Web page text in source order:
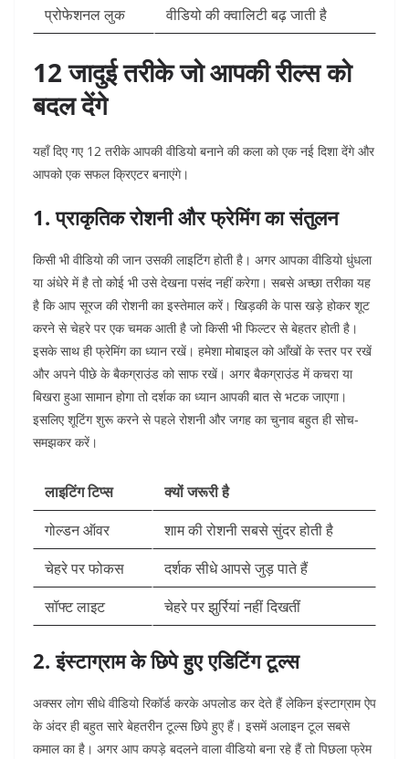
प्रोफेशनल लुक
वीडियो की क्वालिटी बढ़ जाती है
12 जादुई तरीके जो आपकी रील्स को
बदल देंगे
यहाँ दिए गए 12 तरीके आपकी वीडियो बनाने की कला को एक नई दिशा देंगे और
आपको एक सफल क्रिएटर बनाएंगे।
1. प्राकृतिक रोशनी और फ्रेमिंग का संतुलन
किसी भी वीडियो की जान उसकी लाइटिंग होती है। अगर आपका वीडियो धुंधला
या अंधेरे में है तो कोई भी उसे देखना पसंद नहीं करेगा। सबसे अच्छा तरीका यह
है कि आप सूरज की रोशनी का इस्तेमाल करें। खिड़की के पास खड़े होकर शूट
करने से चेहरे पर एक चमक आती है जो किसी भी फिल्टर से बेहतर होती है।
इसके साथ ही फ्रेमिंग का ध्यान रखें। हमेशा मोबाइल को आँखों के स्तर पर रखें
और अपने पीछे के बैकग्राउंड को साफ रखें। अगर बैकग्राउंड में कचरा या
बिखरा हुआ सामान होगा तो दर्शक का ध्यान आपकी बात से भटक जाएगा।
इसलिए शूटिंग शुरू करने से पहले रोशनी और जगह का चुनाव बहुत ही सोच-
समझकर करें।
लाइटिंग टिप्स
क्यों जरूरी है
गोल्डन ऑवर
शाम की रोशनी सबसे सुंदर होती है
चेहरे पर फोकस
दर्शक सीधे आपसे जुड़ पाते हैं
सॉफ्ट लाइट
चेहरे पर झुर्रियां नहीं दिखतीं
2. इंस्टाग्राम के छिपे हुए एडिटिंग टूल्स
अक्सर लोग सीधे वीडियो रिकॉर्ड करके अपलोड कर देते हैं लेकिन इंस्टाग्राम ऐप
के अंदर ही बहुत सारे बेहतरीन टूल्स छिपे हुए हैं। इसमें अलाइन टूल सबसे
कमाल का है। अगर आप कपड़े बदलने वाला वीडियो बना रहे हैं तो पिछला फ्रेम